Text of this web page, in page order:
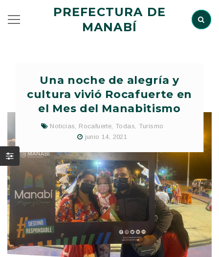
PREFECTURA DE
MANABÍ
Una noche de alegría y
cultura vivió Rocafuerte en
el Mes del Manabitismo
Noticias Rocafuerte Todas
Turismo
junio 14, 2021